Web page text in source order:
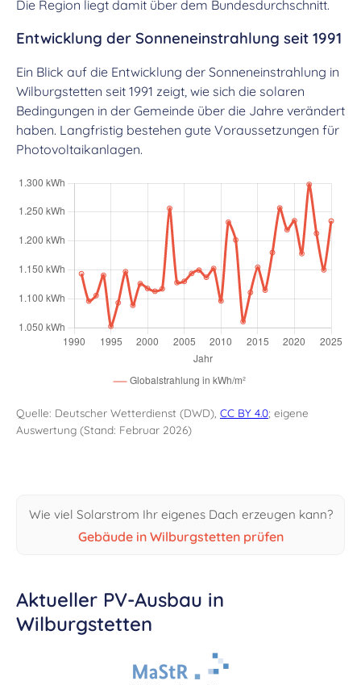
Die Region liegt damit über dem Bundesdurchschnitt.
Entwicklung der Sonneneinstrahlung seit 1991
Ein Blick auf die Entwicklung der Sonneneinstrahlung in
Wilburgstetten seit 1991 zeigt, wie sich die solaren
Bedingungen in der Gemeinde über die Jahre verändert
haben. Langfristig bestehen gute Voraussetzungen für
Photovoltaikanlagen.
Quelle: Deutscher Wetterdienst (DWD), CC BY 4.0; eigene
Auswertung (Stand: Februar 2026)
Wie viel Solarstrom Ihr eigenes Dach erzeugen kann?
Gebäude in Wilburgstetten prüfen
Aktueller PV-Ausbau in
Wilburgstetten